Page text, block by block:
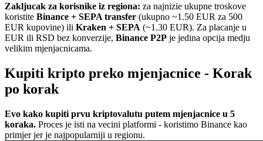
Zakljucak za korisnike iz regiona: za najnizie ukupne troskove
koristite Binance + SEPA transfer (ukupno ~1.50 EUR za 500
EUR kupovine) ili Kraken + SEPA (~1.30 EUR). Za placanje u
EUR ili RSD bez konverzije, Binance P2P je jedina opcija medju
velikim mjenjacnicama.
Kupiti kripto preko mjenjacnice - Korak
po korak
Evo kako kupiti prvu kriptovalutu putem mjenjacnice u 5
koraka. Proces je isti na vecini platformi - koristimo Binance kao
primjer jer je najpopularniji u regionu.